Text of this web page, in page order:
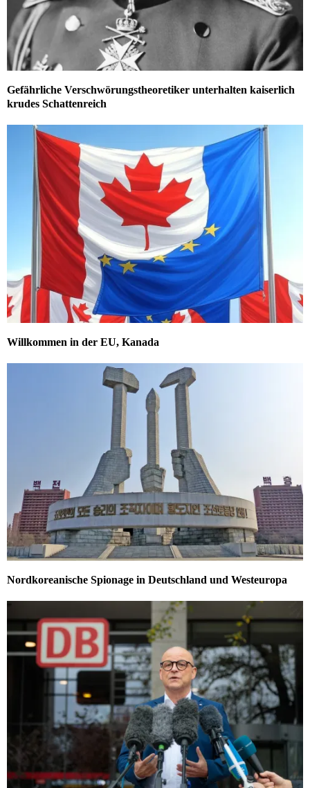
Gefährliche Verschwörungstheoretiker unterhalten kaiserlich
krudes Schattenreich
Willkommen in der EU, Kanada
Nordkoreanische Spionage in Deutschland und Westeuropa